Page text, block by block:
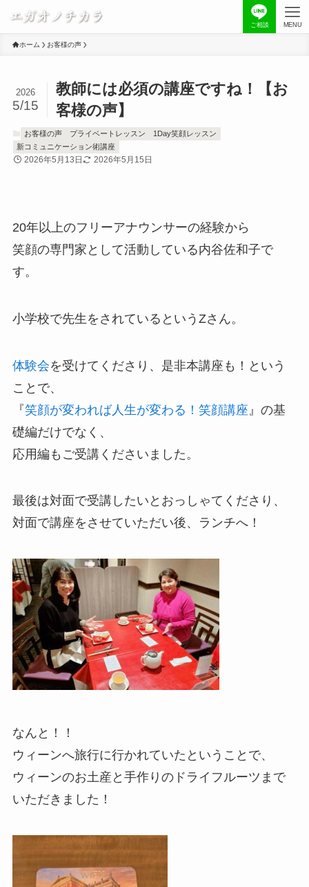
ご相談 MENU
ホーム お客様の声
教師には必須の講座ですね！【お
客様の声】
2026
5/15
お客様の声 プライベートレッスン
1Day笑顔レッスン
新コミュニケーション術講座
2026年5月13日 2026年5月15日
20年以上のフリーアナウンサーの経験から
笑顔の専門家として活動している内谷佐和子で
す。
小学校で先生をされているというZさん。
体験会を受けてくださり、是非本講座も！という
ことで、
『笑顔が変われば人生が変わる！笑顔講座 』の基
礎編だけでなく、
応用編もご受講くださいました。
最後は対面で受講したいとおっしゃてくださり、
対面で講座をさせていただい後、ランチへ！
なんと！！
ウィーンへ旅行に行かれていたということで、
ウィーンのお土産と手作りのドライフルーツまで
いただきました！